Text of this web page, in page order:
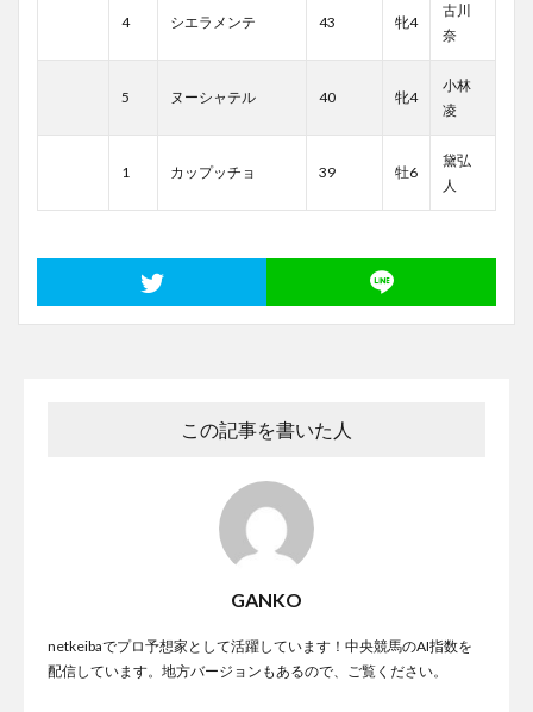
4 シエラメンテ 43 牝4
古川
奈
5 ヌーシャテル 40 牝4
小林
凌
1 カップッチョ 39 牡6
黛弘
人
この記事を書いた人
GANKO
netkeibaでプロ予想家として活躍しています！中央競馬のAI指数を
配信しています。地方バージョンもあるので、ご覧ください。